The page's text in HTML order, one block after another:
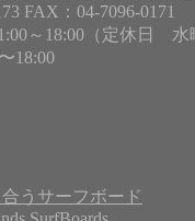
FAX：04-7096-0171
～18:00（定休日 水
18:00
うサーフボード